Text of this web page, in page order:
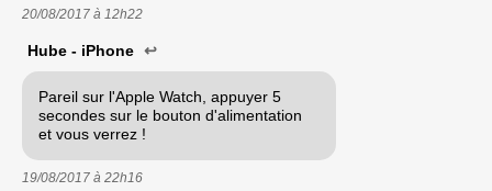
20/08/2017 à 12h22
Hube - iPhone ↩
Pareil sur l'Apple Watch, appuyer 5
secondes sur le bouton d'alimentation
et vous verrez !
19/08/2017 à 22h16